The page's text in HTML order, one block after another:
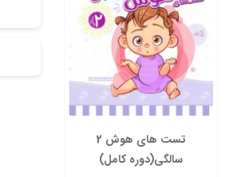
تست های هوش 2
سالگی(دوره کامل)